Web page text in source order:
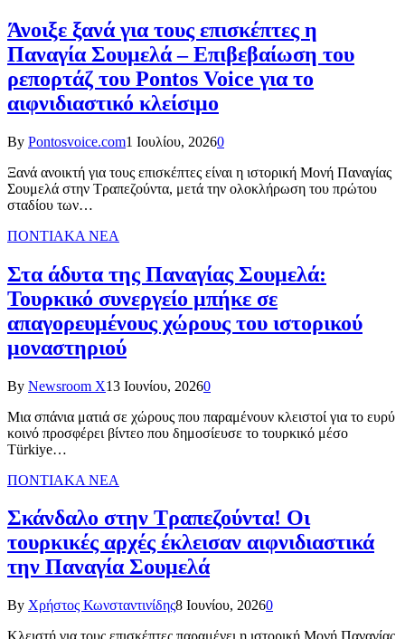
Άνοιξε ξανά για τους επισκέπτες η
Παναγία Σουμελά – Επιβεβαίωση του
ρεπορτάζ του Pontos Voice για το
αιφνιδιαστικό κλείσιμο
By Pontosvoice.com1 Ιουλίου, 20260
Ξανά ανοικτή για τους επισκέπτες είναι η ιστορική Μονή Παναγίας
Σουμελά στην Τραπεζούντα, μετά την ολοκλήρωση του πρώτου
σταδίου των…
ΠΟΝΤΙΑΚΑ ΝΕΑ
Στα άδυτα της Παναγίας Σουμελά:
Τουρκικό συνεργείο μπήκε σε
απαγορευμένους χώρους του ιστορικού
μοναστηριού
By Newsroom X13 Ιουνίου, 20260
Μια σπάνια ματιά σε χώρους που παραμένουν κλειστοί για το ευρύ
κοινό προσφέρει βίντεο που δημοσίευσε το τουρκικό μέσο
Türkiye…
ΠΟΝΤΙΑΚΑ ΝΕΑ
Σκάνδαλο στην Τραπεζούντα! Οι
τουρκικές αρχές έκλεισαν αιφνιδιαστικά
την Παναγία Σουμελά
By Χρήστος Κωνσταντινίδης8 Ιουνίου, 20260